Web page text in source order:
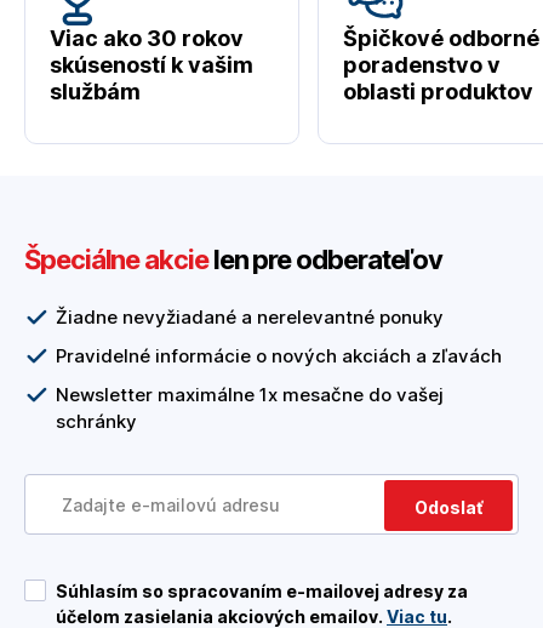
Viac ako 30 rokov
skúseností k vašim
službám
Špičkové odborné
poradenstvo v
oblasti produktov
Špeciálne akcielen pre odberateľov
Žiadne nevyžiadané a nerelevantné ponuky
Pravidelné informácie o nových akciách a zľavách
Newsletter maximálne 1x mesačne do vašej
schránky
Odoslať
Súhlasím so spracovaním e-mailovej adresy za
účelom zasielania akciových emailov. Viac tu.